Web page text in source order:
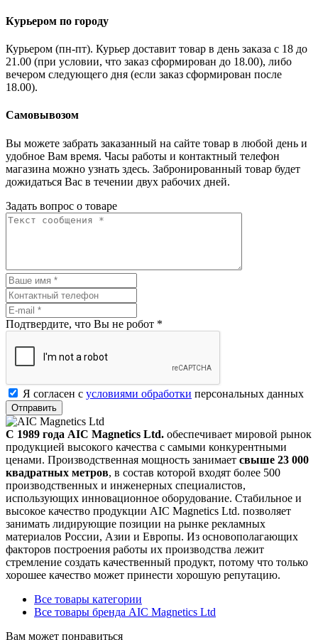
Курьером по городу
Курьером (пн-пт). Курьер доставит товар в день заказа с 18 до
21.00 (при условии, что заказ сформирован до 18.00), либо
вечером следующего дня (если заказ сформирован после
18.00).
Самовывозом
Вы можете забрать заказанный на сайте товар в любой день и
удобное Вам время. Часы работы и контактный телефон
магазина можно узнать здесь. Забронированный товар будет
дожидаться Вас в течении двух рабочих дней.
Задать вопрос о товаре
Подтвердите, что Вы не робот *
Я согласен с условиями обработки персональных данных
Отправить
С 1989 года AIC Magnetics Ltd. обеспечивает мировой рынок
продукцией высокого качества с самыми конкурентными
ценами. Производственная мощность занимает свыше 23 000
квадратных метров, в состав которой входят более 500
производственных и инженерных специалистов,
использующих инновационное оборудование. Стабильное и
высокое качество продукции AIC Magnetics Ltd. позволяет
занимать лидирующие позиции на рынке рекламных
материалов России, Азии и Европы. Из основополагающих
факторов построения работы их производства лежит
стремление создать качественный продукт, потому что только
хорошее качество может принести хорошую репутацию.
Все товары категории
Все товары бренда AIC Magnetics Ltd
Вам может понравиться